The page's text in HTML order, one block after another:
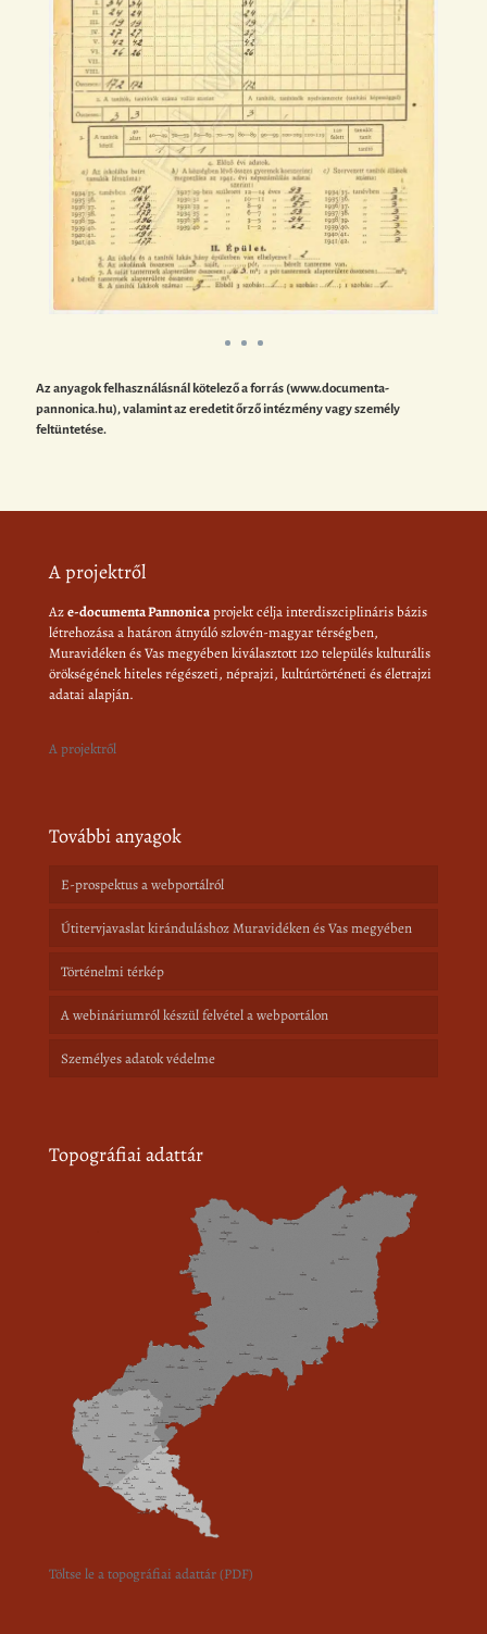
Az anyagok felhasználásnál kötelező a forrás (www.documenta-
pannonica.hu), valamint az eredetit őrző intézmény vagy személy
feltüntetése.
A projektről
Aze-documenta Pannonicaprojekt célja interdiszciplináris bázis
létrehozása a határon átnyúló szlovén-magyar térségben,
Muravidéken és Vas megyében kiválasztott 120 település kulturális
örökségének hiteles régészeti, néprajzi, kultúrtörténeti és életrajzi
adatai alapján.
A projektről
További anyagok
E-prospektus a webportálról
Útitervjavaslat kiránduláshoz Muravidéken és Vas megyében
Történelmi térkép
A webináriumról készül felvétel a webportálon
Személyes adatok védelme
Topográfiai adattár
Töltse le a topográfiai adattár (PDF)